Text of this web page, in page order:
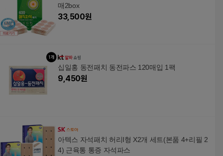
매2box
33,500원
십일홍 동전패치 동전파스 120매입 1팩
9,450원
아텍스 자석패치 허리I형 X2개 세트(본품 4+리필 2
4) 근육통 통증 자석파스